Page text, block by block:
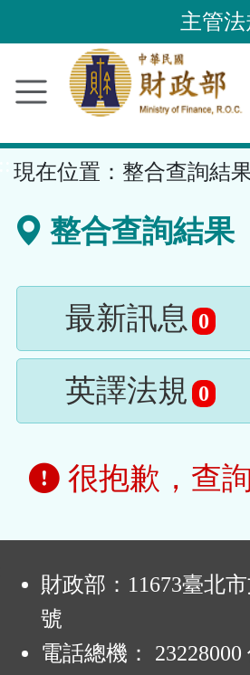
到
要
容
區
主管
現在位置： 整合查詢結
整合查詢結果
最新訊息 0
英譯法規 0
很抱歉，查
財政部：11673臺北
號
電話總機：